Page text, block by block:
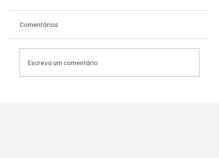
Comentários
Escreva um comentário